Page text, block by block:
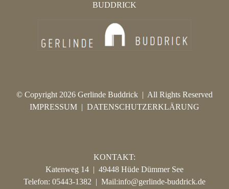
BUDDRICK
© Copyright 2026 Gerlinde Buddrick | All Rights Reserved
IMPRESSUM | DATENSCHUTZERKLÄRUNG
KONTAKT:
Katenweg 14 | 49448 Hüde Dümmer See
Telefon: 05443-1382 | Mail:info@gerlinde-buddrick.de